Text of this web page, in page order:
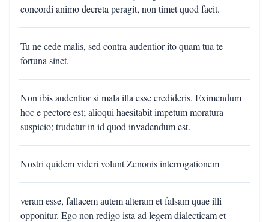
concordi animo decreta peragit, non timet quod facit.
Tu ne cede malis, sed contra audentior ito quam tua te
fortuna sinet.
Non ibis audentior si mala illa esse credideris. Eximendum
hoc e pectore est; alioqui haesitabit impetum moratura
suspicio; trudetur in id quod invadendum est.
Nostri quidem videri volunt Zenonis interrogationem
veram esse, fallacem autem alteram et falsam quae illi
opponitur. Ego non redigo ista ad legem dialecticam et